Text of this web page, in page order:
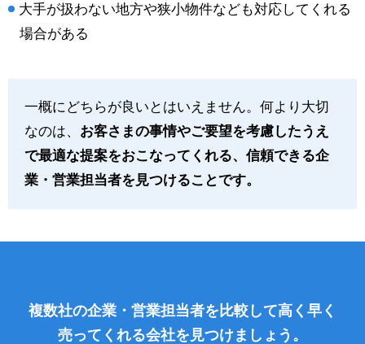
大手が扱わない地方や狭小物件なども対応してくれる
場合がある
一概にどちらが良いとはいえません。何より大切
なのは、 お客さまの事情やご要望を考慮したうえ
で最適な提案をおこなってくれる、信頼できる企
業・営業担当者を見つけることです。
複数社の企業・営業担当者を比較して高く早く
売ってくれる会社を見つけましょう。